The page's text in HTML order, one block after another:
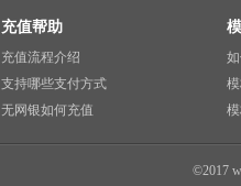
充值帮助
充值流程介绍
支持哪些支付方式
无网银如何充值
©2017